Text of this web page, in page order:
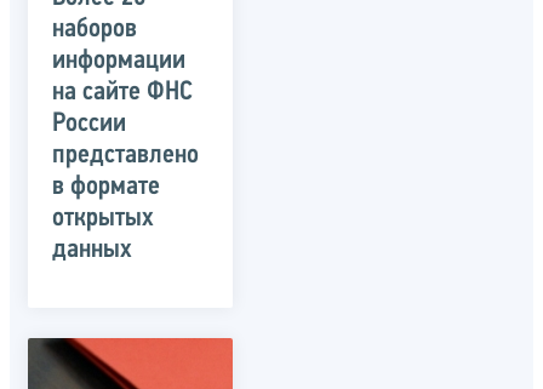
наборов
информации
на сайте ФНС
России
представлено
в формате
открытых
данных